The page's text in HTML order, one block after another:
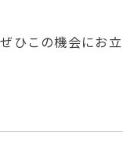
この機会にお